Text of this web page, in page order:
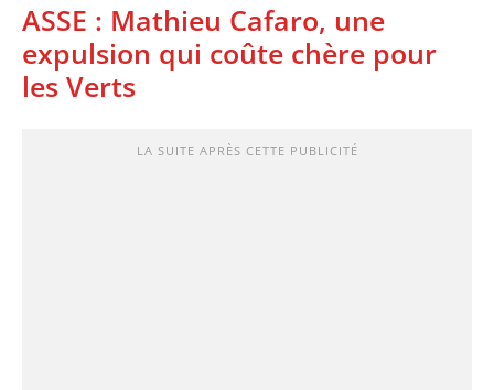
ASSE : Mathieu Cafaro, une
expulsion qui coûte chère pour
les Verts
LA SUITE APRÈS CETTE PUBLICITÉ